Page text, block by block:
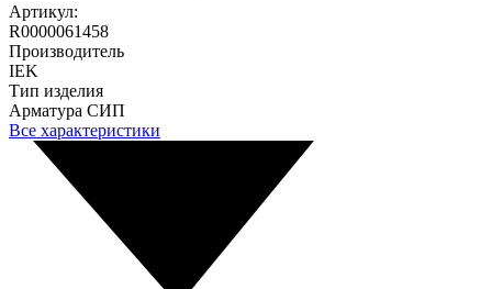
Артикул:
R0000061458
Производитель
IEK
Тип изделия
Арматура СИП
Все характеристики